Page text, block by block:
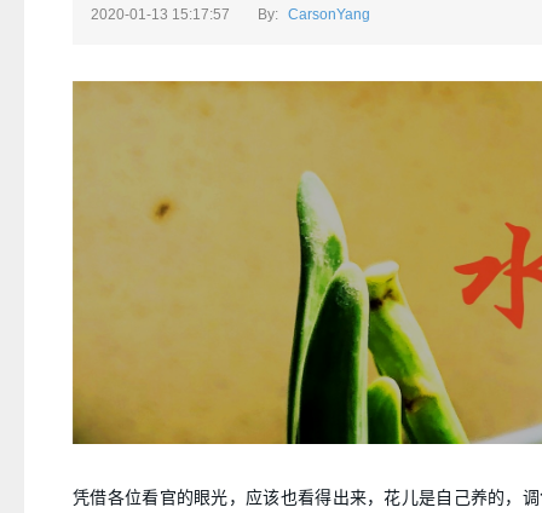
2020-01-13 15:17:57 By: CarsonYang
凭借各位看官的眼光，应该也看得出来，花儿是自己养的，